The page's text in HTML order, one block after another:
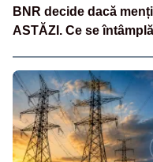
BNR decide dacă
ASTĂZI. Ce se